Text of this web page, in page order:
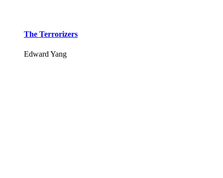
The Terrorizers
Edward Yang